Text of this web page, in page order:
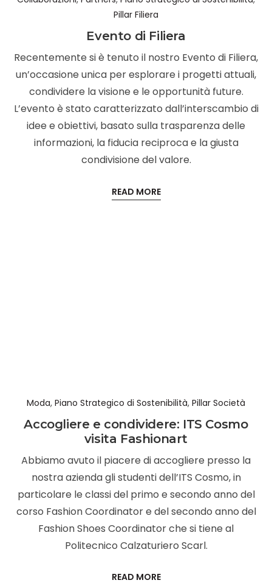
Pillar Filiera
Evento di Filiera
Recentemente si è tenuto il nostro Evento di Filiera,
un’occasione unica per esplorare i progetti attuali,
condividere la visione e le opportunità future.
L’evento è stato caratterizzato dall’interscambio di
idee e obiettivi, basato sulla trasparenza delle
informazioni, la fiducia reciproca e la giusta
condivisione del valore.
READ MORE
Moda, Piano Strategico di Sostenibilità, Pillar Società
Accogliere e condividere: ITS Cosmo
visita Fashionart
Abbiamo avuto il piacere di accogliere presso la
nostra azienda gli studenti dell’ITS Cosmo, in
particolare le classi del primo e secondo anno del
corso Fashion Coordinator e del secondo anno del
Fashion Shoes Coordinator che si tiene al
Politecnico Calzaturiero Scarl.
READ MORE